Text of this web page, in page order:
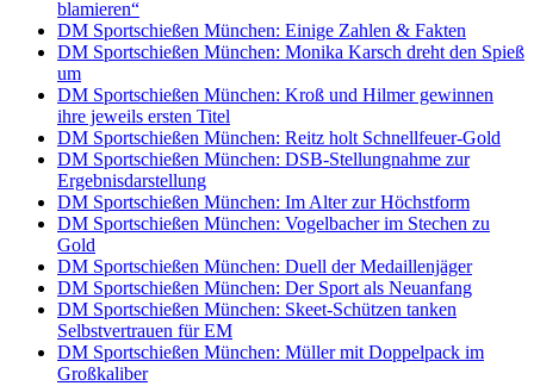
blamieren“
DM Sportschießen München: Einige Zahlen & Fakten
DM Sportschießen München: Monika Karsch dreht den Spieß
um
DM Sportschießen München: Kroß und Hilmer gewinnen
ihre jeweils ersten Titel
DM Sportschießen München: Reitz holt Schnellfeuer-Gold
DM Sportschießen München: DSB-Stellungnahme zur
Ergebnisdarstellung
DM Sportschießen München: Im Alter zur Höchstform
DM Sportschießen München: Vogelbacher im Stechen zu
Gold
DM Sportschießen München: Duell der Medaillenjäger
DM Sportschießen München: Der Sport als Neuanfang
DM Sportschießen München: Skeet-Schützen tanken
Selbstvertrauen für EM
DM Sportschießen München: Müller mit Doppelpack im
Großkaliber